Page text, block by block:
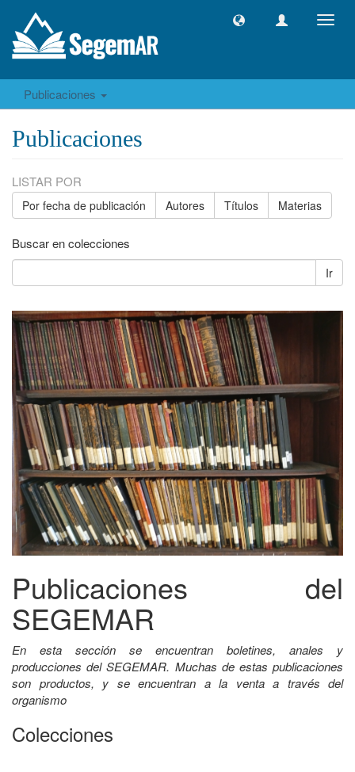
Publicaciones
Publicaciones
LISTAR POR
Por fecha de publicación Autores Títulos Materias
Buscar en colecciones
Ir
Publicaciones del
SEGEMAR
En esta sección se encuentran boletines, anales y
producciones del SEGEMAR. Muchas de estas publicaciones
son productos, y se encuentran a la venta a través del
organismo
Colecciones